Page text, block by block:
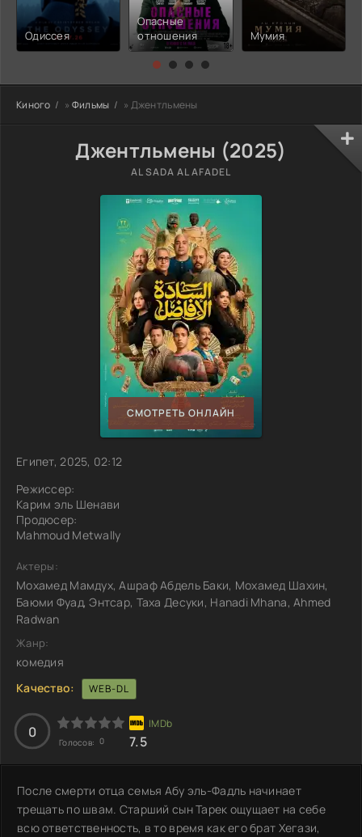
Одиссея
Опасные
отношения
Мумия
Киного » Фильмы » Джентльмены
Джентльмены (2025)
AL SADA AL AFADEL
СМОТРЕТЬ ОНЛАЙН
Египет, 2025, 02:12
Режиссер:
Карим эль Шенави
Продюсер:
Mahmoud Metwally
Актеры:
Мохамед Мамдух, Ашраф Абдель Баки, Мохамед Шахин,
Баюми Фуад, Энтсар, Таха Десуки, Hanadi Mhana, Ahmed
Radwan
Жанр:
комедия
Качество:
WEB-DL
0
Голосов: 0 7.5
После смерти отца семья Абу эль-Фадль начинает
трещать по швам. Старший сын Тарек ощущает на себе
всю ответственность, в то время как его брат Хегази,